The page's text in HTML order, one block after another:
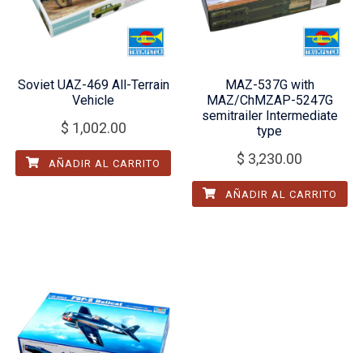
Soviet UAZ-469 All-Terrain
Vehicle
$ 1,002.00
AÑADIR AL CARRITO
MAZ-537G with
MAZ/ChMZAP-5247G
semitrailer Intermediate
type
$ 3,230.00
AÑADIR AL CARRITO